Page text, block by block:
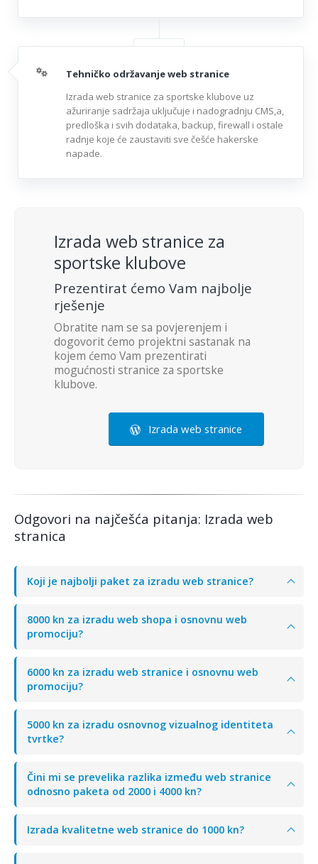
Tehničko održavanje web stranice
Izrada web stranice za sportske klubove uz
ažuriranje sadržaja uključuje i nadogradnju CMS,a,
predloška i svih dodataka, backup, firewall i ostale
radnje koje će zaustaviti sve češće hakerske
napade.
Izrada web stranice za
sportske klubove
Prezentirat ćemo Vam najbolje
rješenje
Obratite nam se sa povjerenjem i
dogovorit ćemo projektni sastanak na
kojem ćemo Vam prezentirati
mogućnosti stranice za sportske
klubove.
Izrada web stranice
Odgovori na najčešća pitanja: Izrada web
stranica
Koji je najbolji paket za izradu web stranice?
8000 kn za izradu web shopa i osnovnu web
promociju?
6000 kn za izradu web stranice i osnovnu web
promociju?
5000 kn za izradu osnovnog vizualnog identiteta
tvrtke?
Čini mi se prevelika razlika između web stranice
odnosno paketa od 2000 i 4000 kn?
Izrada kvalitetne web stranice do 1000 kn?